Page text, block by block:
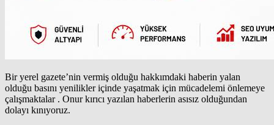
Bir yerel gazete’nin vermiş olduğu hakkımdaki haberin yalan
olduğu basını yenilikler içinde yaşatmak için mücadelemi önlemeye
çalışmaktalar . Onur kırıcı yazılan haberlerin asısız olduğundan
dolayı kınıyoruz.